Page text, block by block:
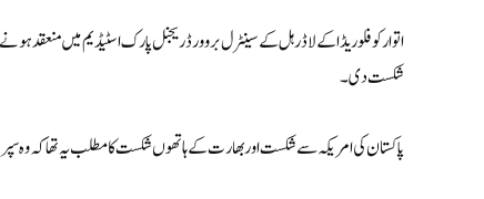
شکست دی۔
پاکستان کی امریکہ سے شکست اور بھارت کے ہاتھوں شکست کا مطلب یہ تھا کہ وہ سپر 8 سے قبل ایونٹ سے باہر ہو گئے۔